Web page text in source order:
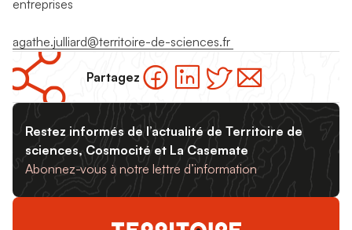
entreprises
agathe.julliard@territoire-de-sciences.fr
Partagez
Restez informés de l’actualité de Territoire de
sciences, Cosmocité et La Casemate
Abonnez-vous à notre lettre d’information